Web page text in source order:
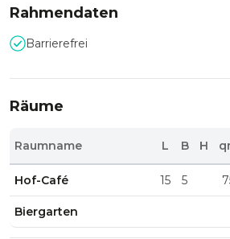
Rahmendaten
Barrierefrei
Räume
Raumname L B H
Hof-Café 15 5
Biergarten